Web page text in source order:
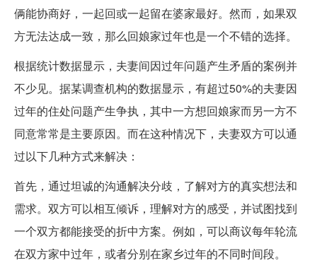
俩能协商好，一起回或一起留在婆家最好。然而，如果双
方无法达成一致，那么回娘家过年也是一个不错的选择。
根据统计数据显示，夫妻间因过年问题产生矛盾的案例并
不少见。据某调查机构的数据显示，有超过50%的夫妻因
过年的住处问题产生争执，其中一方想回娘家而另一方不
同意常常是主要原因。而在这种情况下，夫妻双方可以通
过以下几种方式来解决：
首先，通过坦诚的沟通解决分歧，了解对方的真实想法和
需求。双方可以相互倾诉，理解对方的感受，并试图找到
一个双方都能接受的折中方案。例如，可以商议每年轮流
在双方家中过年，或者分别在家乡过年的不同时间段。